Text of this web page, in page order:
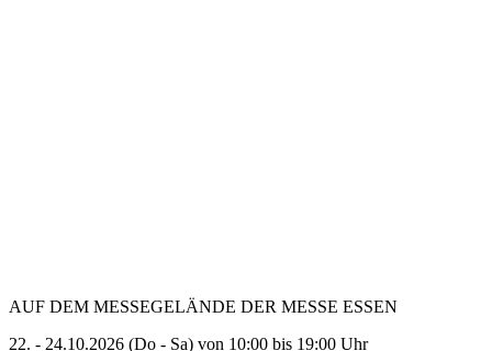
AUF DEM MESSEGELÄNDE DER MESSE ESSEN
22. - 24.10.2026 (Do - Sa) von 10:00 bis 19:00 Uhr